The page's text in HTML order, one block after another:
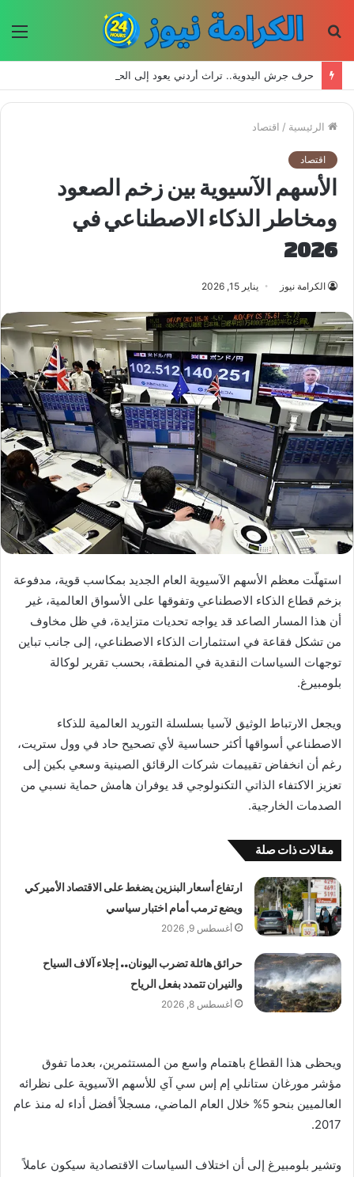
الرئيسية / اقتصاد
اقتصاد
الأسهم الآسيوية بين زخم الصعود
ومخاطر الذكاء الاصطناعي في
2026
الكرامة نيوز يناير 15, 2026
استهلّت معظم الأسهم الآسيوية العام الجديد بمكاسب قوية، مدفوعة
بزخم قطاع الذكاء الاصطناعي وتفوقها على الأسواق العالمية، غير
أن هذا المسار الصاعد قد يواجه تحديات متزايدة، في ظل مخاوف
من تشكل فقاعة في استثمارات الذكاء الاصطناعي، إلى جانب تباين
توجهات السياسات النقدية في المنطقة، بحسب تقرير لوكالة
بلومبيرغ.
ويجعل الارتباط الوثيق لآسيا بسلسلة التوريد العالمية للذكاء
الاصطناعي أسواقها أكثر حساسية لأي تصحيح حاد في وول ستريت،
رغم أن انخفاض تقييمات شركات الرقائق الصينية وسعي بكين إلى
تعزيز الاكتفاء الذاتي التكنولوجي قد يوفران هامش حماية نسبي من
الصدمات الخارجية.
مقالات ذات صلة
ارتفاع أسعار البنزين يضغط على الاقتصاد الأميركي
ويضع ترمب أمام اختبار سياسي
أغسطس 9, 2026
حرائق هائلة تضرب اليونان.. إجلاء آلاف السياح
والنيران تتمدد بفعل الرياح
أغسطس 8, 2026
ويحظى هذا القطاع باهتمام واسع من المستثمرين، بعدما تفوق
مؤشر مورغان ستانلي إم إس سي آي للأسهم الآسيوية على نظرائه
العالميين بنحو 5% خلال العام الماضي، مسجلاً أفضل أداء له منذ عام
2017.
وتشير بلومبيرغ إلى أن اختلاف السياسات الاقتصادية سيكون عاملاً